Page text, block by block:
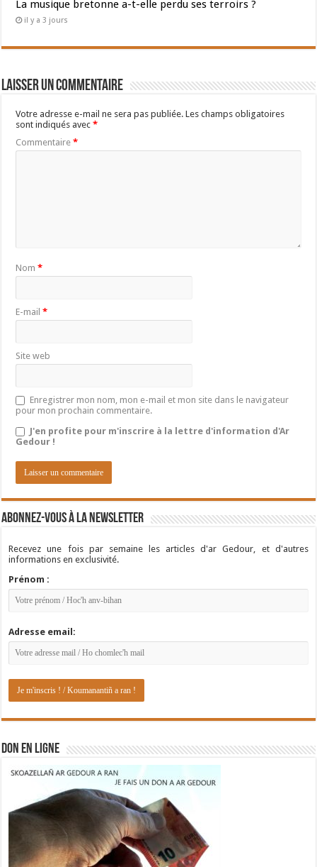
La musique bretonne a-t-elle perdu ses terroirs ?
il y a 3 jours
Laisser un commentaire
Votre adresse e-mail ne sera pas publiée. Les champs obligatoires
sont indiqués avec*
Commentaire*
Nom*
E-mail*
Site web
Enregistrer mon nom, mon e-mail et mon site dans le navigateur
pour mon prochain commentaire.
J'en profite pour m'inscrire à la lettre d'information d'Ar
Gedour !
Abonnez-vous à la newsletter
Recevez une fois par semaine les articles d'ar Gedour, et d'autres
informations en exclusivité.
Prénom :
Adresse email:
DON EN LIGNE